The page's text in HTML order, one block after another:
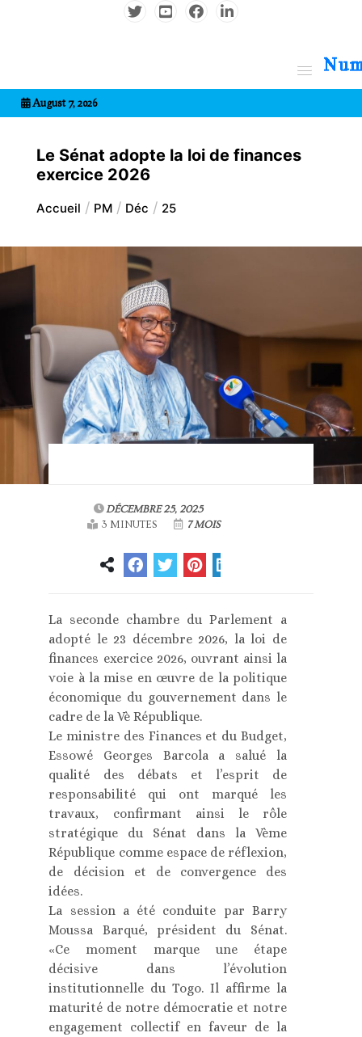
August 7, 2026
Le Sénat adopte la loi de finances
exercice 2026
Accueil PM Déc 25
DÉCEMBRE 25, 2025
3 MINUTES
7 MOIS
La seconde chambre du Parlement a
adopté le 23 décembre 2026, la loi de
finances exercice 2026, ouvrant ainsi la
voie à la mise en œuvre de la politique
économique du gouvernement dans le
cadre de la Vè République.
Le ministre des Finances et du Budget,
Essowé Georges Barcola a salué la
qualité des débats et l’esprit de
responsabilité qui ont marqué les
travaux, confirmant ainsi le rôle
stratégique du Sénat dans la Vème
République comme espace de réflexion,
de décision et de convergence des
idées.
La session a été conduite par Barry
Moussa Barqué, président du Sénat.
«Ce moment marque une étape
décisive dans l’évolution
institutionnelle du Togo. Il affirme la
maturité de notre démocratie et notre
engagement collectif en faveur de la